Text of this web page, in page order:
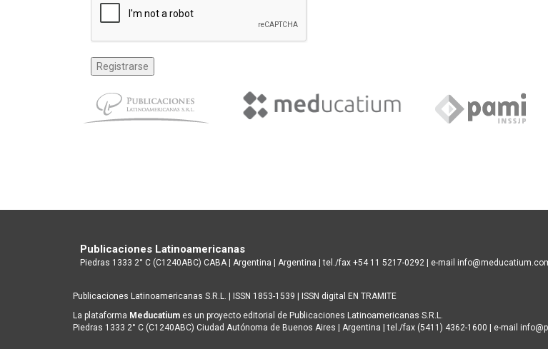
Publicaciones Latinoamericanas
Piedras 1333 2° C (C1240ABC) CABA | Argentina | Argentina | tel./fax +54 11 5217-0292 | e-mail
Publicaciones Latinoamericanas S.R.L. | ISSN 1853-1539 | ISSN digital EN TRAMITE
La plataforma Meducatium es un proyecto editorial de Publicaciones Latinoamericanas S.R.L.
Piedras 1333 2° C (C1240ABC) Ciudad Autónoma de Buenos Aires | Argentina | tel./fax (5411) 4362-1600 | e-mail